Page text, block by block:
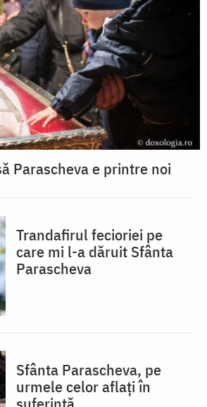
Parascheva e printre noi
Trandafirul fecioriei pe
care mi l-a dăruit Sfânta
Parascheva
Sfânta Parascheva, pe
urmele celor aflați în